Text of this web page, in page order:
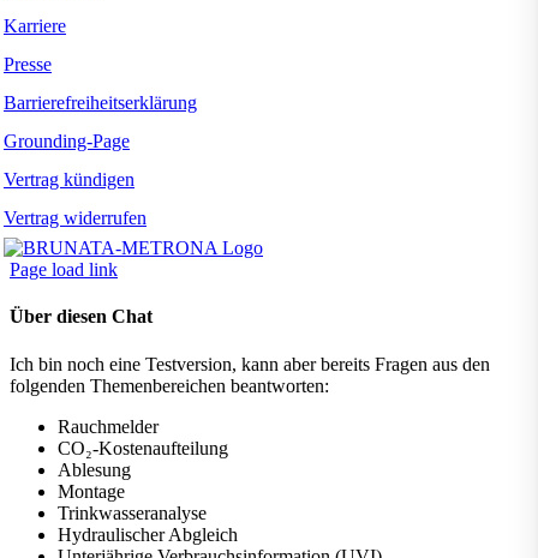
Karriere
Presse
Barrierefreiheitserklärung
Grounding-Page
Vertrag kündigen
Vertrag widerrufen
Page load link
Über diesen Chat
Ich bin noch eine Testversion, kann aber bereits Fragen aus den
folgenden Themenbereichen beantworten:
Rauchmelder
CO₂-Kostenaufteilung
Ablesung
Montage
Trinkwasseranalyse
Hydraulischer Abgleich